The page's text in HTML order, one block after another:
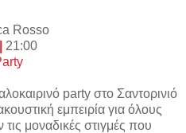
Rosso
21:00
party στο Σαντορινιό
εμπειρία για όλους
μοναδικές στιγμές που